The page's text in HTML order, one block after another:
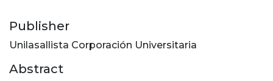
Publisher
Unilasallista Corporación Universitaria
Abstract